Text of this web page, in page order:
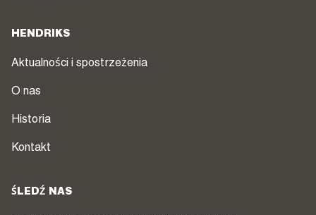
HENDRIKS
Aktualności i spostrzeżenia
O nas
Historia
Kontakt
ŚLEDŹ NAS